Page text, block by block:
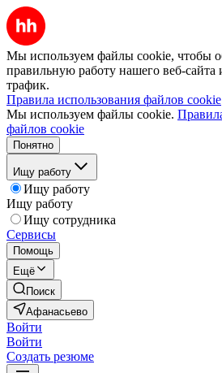
Мы используем файлы cookie, чтобы
правильную работу нашего веб-сайта
трафик.
Правила использования файлов cookie
Мы используем файлы cookie.
файлов cookie
Понятно
Ищу работу
Ищу работу
Ищу работу
Ищу сотрудника
Сервисы
Помощь
Ещё
Поиск
Афанасьево
Войти
Войти
Создать резюме